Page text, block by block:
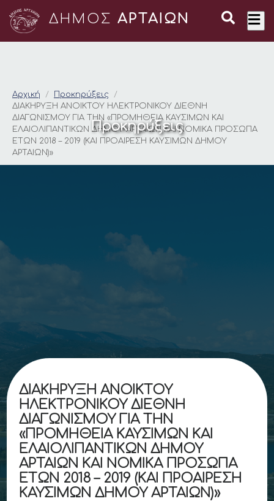
ΔΗΜΟΣ ΑΡΤΑΙΩΝ
ΔΙΑΚΗΡΥΞΗ
Αρχική
Προκηρύξεις
ΔΙΑΚΗΡΥΞΗ ΑΝΟΙΚΤΟΥ ΗΛΕΚΤΡΟΝΙΚΟΥ ΔΙΕΘΝΗ
ΔΙΑΓΩΝΙΣΜΟΥ ΓΙΑ ΤΗΝ «ΠΡΟΜΗΘΕΙΑ ΚΑΥΣΙΜΩΝ ΚΑΙ
ΕΛΑΙΟΛΙΠΑΝΤΙΚΩΝ ΔΗΜΟΥ ΑΡΤΑΙΩΝ ΚΑΙ ΝΟΜΙΚΑ ΠΡΟΣΩΠΑ
ΕΤΩΝ 2018 – 2019 (ΚΑΙ ΠΡΟΑΙΡΕΣΗ ΚΑΥΣΙΜΩΝ ΔΗΜΟΥ
ΑΡΤΑΙΩΝ)»
Προκηρύξεις
ΔΙΑΚΗΡΥΞΗ ΑΝΟΙΚΤΟΥ
ΗΛΕΚΤΡΟΝΙΚΟΥ ΔΙΕΘΝΗ
ΔΙΑΓΩΝΙΣΜΟΥ ΓΙΑ ΤΗΝ
«ΠΡΟΜΗΘΕΙΑ ΚΑΥΣΙΜΩΝ ΚΑΙ
ΕΛΑΙΟΛΙΠΑΝΤΙΚΩΝ ΔΗΜΟΥ
ΑΡΤΑΙΩΝ ΚΑΙ ΝΟΜΙΚΑ ΠΡΟΣΩΠΑ
ΕΤΩΝ 2018 – 2019 (ΚΑΙ ΠΡΟΑΙΡΕΣΗ
ΚΑΥΣΙΜΩΝ ΔΗΜΟΥ ΑΡΤΑΙΩΝ)»